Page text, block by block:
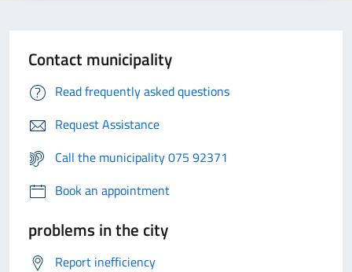
Contact municipality
Read frequently asked questions
Request Assistance
Call the municipality 075 92371
Book an appointment
problems in the city
Report inefficiency